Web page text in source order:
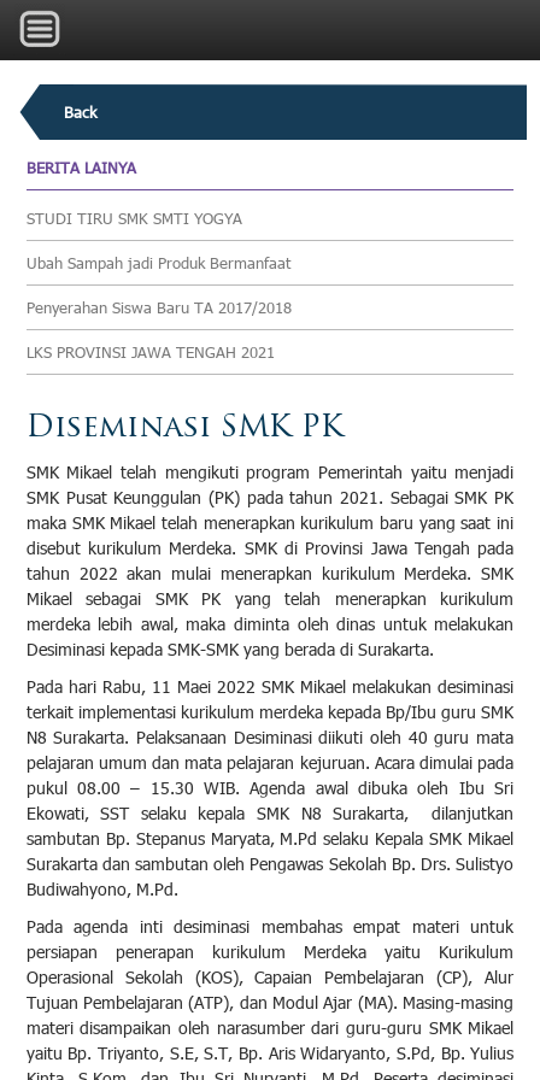
Back
BERITA LAINYA
STUDI TIRU SMK SMTI YOGYA
Ubah Sampah jadi Produk Bermanfaat
Penyerahan Siswa Baru TA 2017/2018
LKS PROVINSI JAWA TENGAH 2021
Diseminasi SMK PK
SMK Mikael telah mengikuti program Pemerintah yaitu menjadi
SMK Pusat Keunggulan (PK) pada tahun 2021. Sebagai SMK PK
maka SMK Mikael telah menerapkan kurikulum baru yang saat ini
disebut kurikulum Merdeka. SMK di Provinsi Jawa Tengah pada
tahun 2022 akan mulai menerapkan kurikulum Merdeka. SMK
Mikael sebagai SMK PK yang telah menerapkan kurikulum
merdeka lebih awal, maka diminta oleh dinas untuk melakukan
Desiminasi kepada SMK-SMK yang berada di Surakarta.
Pada hari Rabu, 11 Maei 2022 SMK Mikael melakukan desiminasi
terkait implementasi kurikulum merdeka kepada Bp/Ibu guru SMK
N8 Surakarta. Pelaksanaan Desiminasi diikuti oleh 40 guru mata
pelajaran umum dan mata pelajaran kejuruan. Acara dimulai pada
pukul 08.00 – 15.30 WIB. Agenda awal dibuka oleh Ibu Sri
Ekowati, SST selaku kepala SMK N8 Surakarta, dilanjutkan
sambutan Bp. Stepanus Maryata, M.Pd selaku Kepala SMK Mikael
Surakarta dan sambutan oleh Pengawas Sekolah Bp. Drs. Sulistyo
Budiwahyono, M.Pd.
Pada agenda inti desiminasi membahas empat materi untuk
persiapan penerapan kurikulum Merdeka yaitu Kurikulum
Operasional Sekolah (KOS), Capaian Pembelajaran (CP), Alur
Tujuan Pembelajaran (ATP), dan Modul Ajar (MA). Masing-masing
materi disampaikan oleh narasumber dari guru-guru SMK Mikael
yaitu Bp. Triyanto, S.E, S.T, Bp. Aris Widaryanto, S.Pd, Bp. Yulius